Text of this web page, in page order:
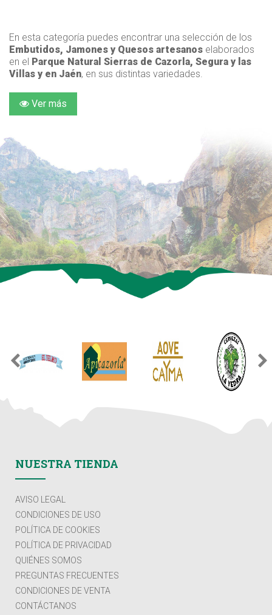
En esta categoría puedes encontrar una selección de los
Embutidos, Jamones y Quesos artesanos elaborados
en el Parque Natural Sierras de Cazorla, Segura y las
Villas y en Jaén, en sus distintas variedades.
Ver más
NUESTRA TIENDA
AVISO LEGAL
CONDICIONES DE USO
POLÍTICA DE COOKIES
POLÍTICA DE PRIVACIDAD
QUIÉNES SOMOS
PREGUNTAS FRECUENTES
CONDICIONES DE VENTA
CONTÁCTANOS